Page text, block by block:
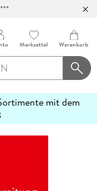
Merkzettel Warenkorb
mit dem